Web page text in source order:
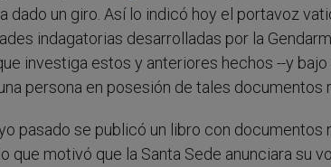
dado un giro. Así lo indicó hoy el portavoz
indagatorias desarrolladas por la
investiga estos y anteriores hechos --y
persona en posesión de tales documentos
pasado se publicó un libro con
que motivó que la Santa Sede anunciara su